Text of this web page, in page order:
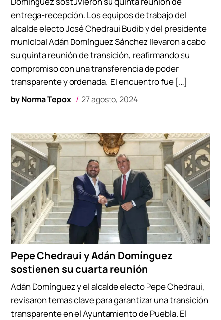
byNorma Tepox 27 agosto, 2024
entrega-recepción. Los equipos de trabajo del
alcalde electo José Chedraui Budib y del presidente
municipal Adán Domínguez Sánchez llevaron a cabo
su quinta reunión de transición, reafirmando su
compromiso con una transferencia de poder
transparente y ordenada. El encuentro fue […]
Pepe Chedraui y Adán Domínguez
sostienen su cuarta reunión
Adán Domínguez y el alcalde electo Pepe Chedraui,
revisaron temas clave para garantizar una transición
transparente en el Ayuntamiento de Puebla. El